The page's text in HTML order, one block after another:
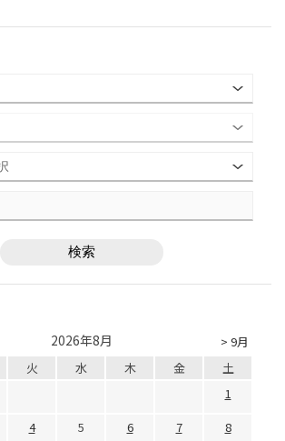
> 9月
2026年8月
火 水 木 金
土
1
4 5 6 7
8